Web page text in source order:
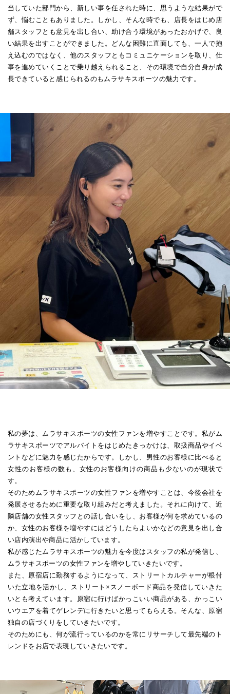
当していた部門から、新しい事を任された時に、思うような結果がで
ず、悩むこともありました。しかし、そんな時でも、店長をはじめ店
舗スタッフとも意見を出し合い、助け合う環境があったおかげで、良
い結果を出すことができました。どんな困難に直面しても、一人で抱
え込むのではなく、他のスタッフともコミュニケーションを取り、仕
事を進めていくことで乗り越えられること、その環境で自分自身が成
長できていると感じられるのもムラサキスポーツの魅力です。
私の夢は、ムラサキスポーツの女性ファンを増やすことです。私がム
ラサキスポーツでアルバイトをはじめたきっかけは、取扱商品やイベ
ントなどに魅力を感じたからです。しかし、男性のお客様に比べると
女性のお客様の数も、女性のお客様向けの商品も少ないのが現状で
す。
そのためムラサキスポーツの女性ファンを増やすことは、今後会社を
発展させるために重要な取り組みだと考えました。それに向けて、近
隣店舗の女性スタッフとの話し合いをし、お客様が何を求めているの
か、女性のお客様を増やすにはどうしたらよいかなどの意見を出し合
い店内演出や商品に活かしています。
私が感じたムラサキスポーツの魅力を今度はスタッフの私が発信し、
ムラサキスポーツの女性ファンを増やしていきたいです。
また、原宿店に勤務するようになって、ストリートカルチャーが根付
いた立地を活かし、ストリート×スノーボード商品を発信していきた
いとも考えています。原宿に行けばかっこいい商品がある、かっこい
いウエアを着てゲレンデに行きたいと思ってもらえる。そんな、原宿
独自の店づくりをしていきたいです。
そのためにも、何が流行っているのかを常にリサーチして最先端のト
レンドをお店で表現していきたいです。